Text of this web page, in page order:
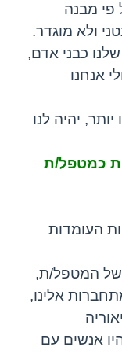
פי מבנה
ולא מוגדר.
כבני אדם,
אנחנו
יהיה לנו
כמטפל/ת
העומדות
של המטפל/ת,
אלינו,
אנשים עם